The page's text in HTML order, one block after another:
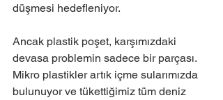
düşmesi hedefleniyor.
Ancak plastik poşet, karşımızdaki
devasa problemin sadece bir parçası.
Mikro plastikler artık içme sularımızda
bulunuyor ve tükettiğimiz tüm deniz